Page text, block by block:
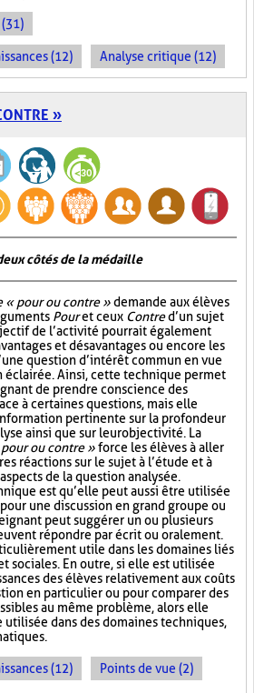
(12) Analyse critique (12)
»
côtés de la médaille
« pour ou contre »demande aux élèves
Pouret ceux Contred’un sujet
de l’activité pourrait également
et désavantages ou encore les
question d’intérêt commun en vue
éclairée. Ainsi, cette technique permet
de prendre conscience des
à certaines questions, mais elle
pertinente sur la profondeur
ainsi que sur leur objectivité. La
ou contre »force les élèves à aller
réactions sur le sujet à l’étude et à
de la question analysée.
est qu’elle peut aussi être utilisée
une discussion en grand groupe ou
peut suggérer un ou plusieurs
répondre par écrit ou oralement.
utile dans les domaines liés
sociales. En outre, si elle est utilisée
des élèves relativement aux coûts
en particulier ou pour comparer des
au même problème, alors elle
dans des domaines techniques,
(12) Points de vue (2)